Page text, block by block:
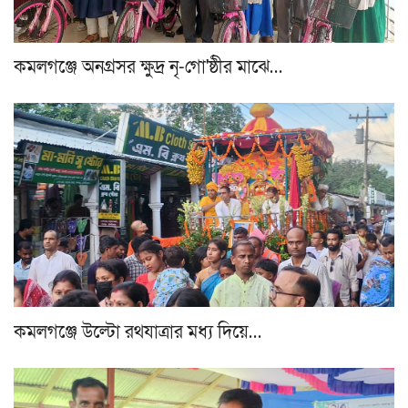
কমলগঞ্জে অনগ্রসর ক্ষুদ্র নৃ-গো'ষ্ঠীর মাঝে…
কমলগঞ্জে উল্টো রথযাত্রার মধ্য দিয়ে…